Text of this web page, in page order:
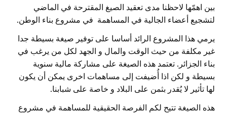
بين اهمّها لاحظنا مدى تعقيد الصيغ المقترحة في الماضي
لتشجيع أعضاء الجالية في المساهمة في مشروع بناء الوطن.
يرمي هذا المشروع الرائد أساسا على توفير صيغة بسيطة جدا
غير مكلفة من حيث الوقت والمال و الجهد لكل من يرغب في
بناء الجزائر. تعتمد هذه الصيغة على مشاركة مالية سنوية
بسيطة و لكن اذا أُضيفت إلى مساهمات اخرى يمكن أن يكون
لها تأثير لا يُقدر بثمن على البلاد و خاصة على شبابنا.
هذه الصيغة تتيح لكم الفرصة الحقيقية للمساهمة في مشروع